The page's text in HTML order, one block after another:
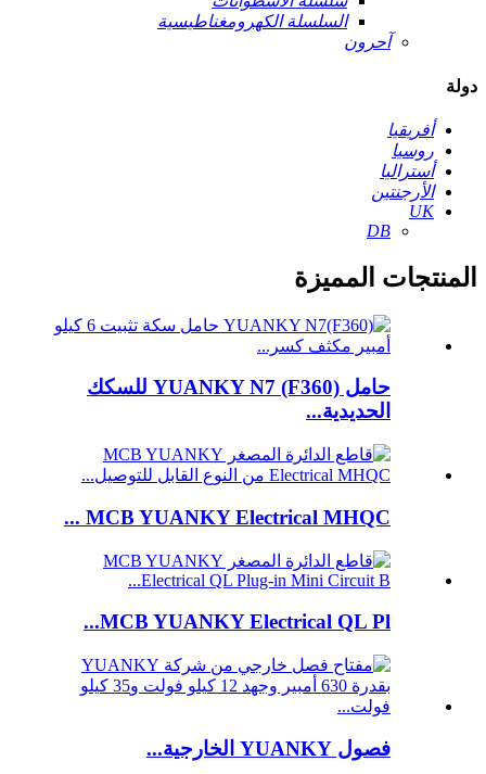
السلسلة الكهرومغناطيسية
آحرون
دولة
أفريقيا
روسيا
أستراليا
الأرجنتين
UK
DB
المنتجات المميزة
حامل YUANKY N7 (F360) للسكك
الحديدية...
MCB YUANKY Electrical MHQC ...
MCB YUANKY Electrical QL Pl...
فصول YUANKY الخارجية...